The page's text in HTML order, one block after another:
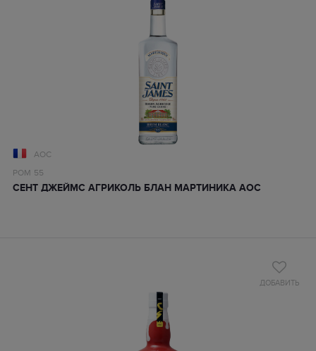
AOC
РОМ 55
СЕНТ ДЖЕЙМС АГРИКОЛЬ БЛАН МАРТИНИКА АОС
ДОБАВИТЬ